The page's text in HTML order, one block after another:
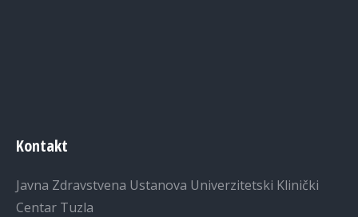
Kontakt
Javna Zdravstvena Ustanova Univerzitetski Klinički
Centar Tuzla